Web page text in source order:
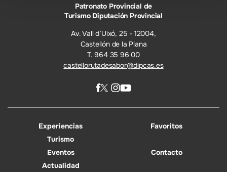
Patronato Provincial de
Turismo Diputación Provincial
Av. Vall d’Uixó, 25 - 12004,
Castellón de la Plana
T. 964 35 96 00
castellorutadesabor@dipcas.es
Experiencias
Turismo
Eventos
Actualidad
Favoritos
Contacto